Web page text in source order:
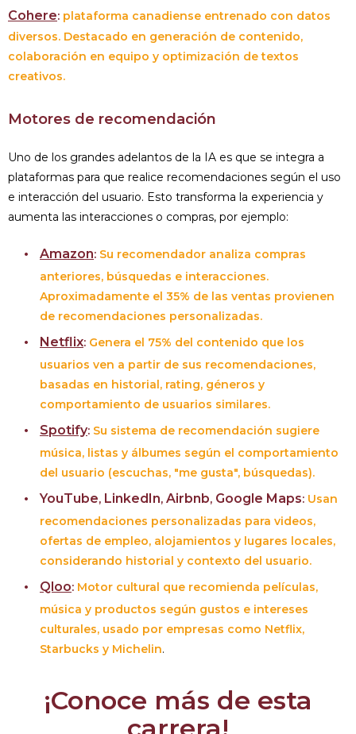
Cohere: plataforma canadiense entrenado con datos
diversos. Destacado en generación de contenido,
colaboración en equipo y optimización de textos
creativos.
Motores de recomendación
Uno de los grandes adelantos de la IA es que se integra a
plataformas para que realice recomendaciones según el uso
e interacción del usuario. Esto transforma la experiencia y
aumenta las interacciones o compras, por ejemplo:
Amazon: Su recomendador analiza compras
anteriores, búsquedas e interacciones.
Aproximadamente el 35% de las ventas provienen
de recomendaciones personalizadas.
Netflix: Genera el 75% del contenido que los
usuarios ven a partir de sus recomendaciones,
basadas en historial, rating, géneros y
comportamiento de usuarios similares.
Spotify: Su sistema de recomendación sugiere
música, listas y álbumes según el comportamiento
del usuario (escuchas, "me gusta", búsquedas).
YouTube, LinkedIn, Airbnb, Google Maps: Usan
recomendaciones personalizadas para videos,
ofertas de empleo, alojamientos y lugares locales,
considerando historial y contexto del usuario.
Qloo: Motor cultural que recomienda películas,
música y productos según gustos e intereses
culturales, usado por empresas como Netflix,
Starbucks y Michelin.
¡Conoce más de esta
carrera!